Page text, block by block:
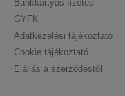
Bankkártyás fizetés
GYFK
Adatkezelési tájékoztató
Cookie tájékoztató
Elállás a szerződéstől